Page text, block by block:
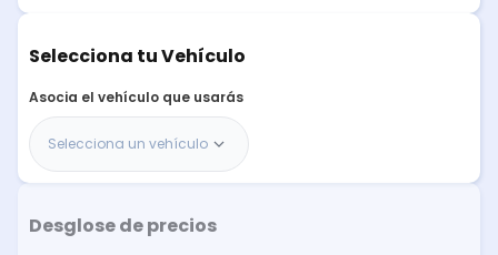
Selecciona tu Vehículo
Asocia el vehículo que usarás
Selecciona un vehículo
Desglose de precios